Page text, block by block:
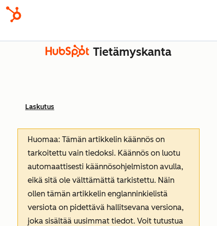
Tietämyskanta
Laskutus
Huomaa: Tämän artikkelin käännös on
tarkoitettu vain tiedoksi. Käännös on luotu
automaattisesti käännösohjelmiston avulla,
eikä sitä ole välttämättä tarkistettu. Näin
ollen tämän artikkelin englanninkielistä
versiota on pidettävä hallitsevana versiona,
joka sisältää uusimmat tiedot. Voit tutustua